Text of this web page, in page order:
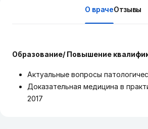
О врачеОтзывы
Образование/ Повышение
Актуальные вопросы
Доказательная медицина в
2017